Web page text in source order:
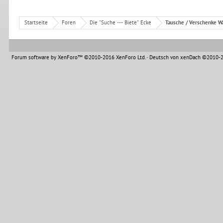
Startseite Foren Die "Suche --- Biete" Ecke Tausche / Verschenke
Forum software by XenForo™©2010-2016 XenForo Ltd.- Deutsch von xenDach©2010-